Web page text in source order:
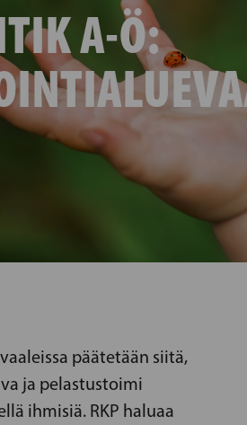
A-Ö:
päätetään siitä,
ja pelastustoimi
ihmisiä. RKP haluaa